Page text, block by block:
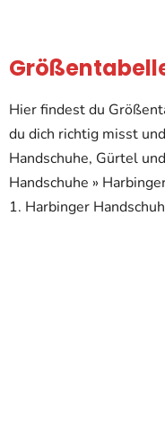
Hier findest du
du dich richtig misst
Handschuhe, Gürtel
Handschuhe »
1. Harbinger